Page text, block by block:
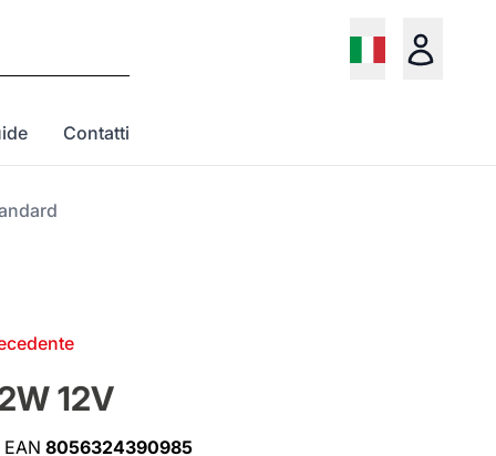
Contatti
12V
EAN 8056324390985